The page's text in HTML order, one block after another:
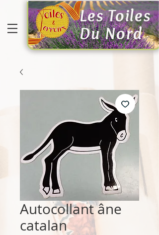
Les Toiles
Du Nord
Autocollant âne
catalan